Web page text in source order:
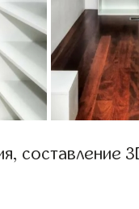
составление